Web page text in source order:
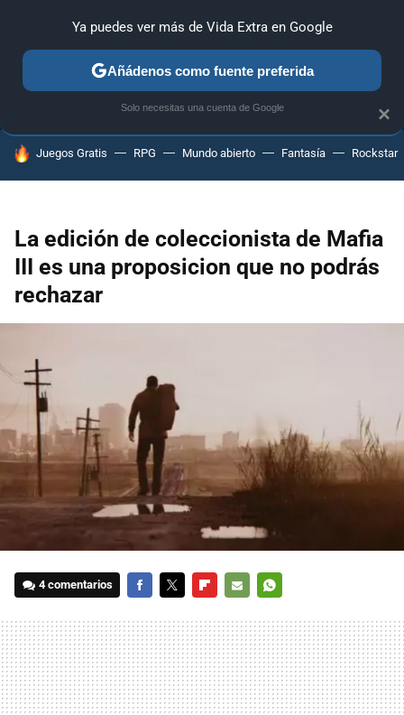
ANÁLISIS GUÍAS Y TRUCOS PC SONY NINTENDO
HOY SE HABLA DE
Juegos Gratis RPG Mundo abierto Fantasía Rockstar
La edición de coleccionista de Mafia
III es una proposicion que no podrás
rechazar
4 comentarios
MAIL
×
Ya puedes ver más de Vida Extra en Google
Añádenos como fuente preferida
Solo necesitas una cuenta de Google